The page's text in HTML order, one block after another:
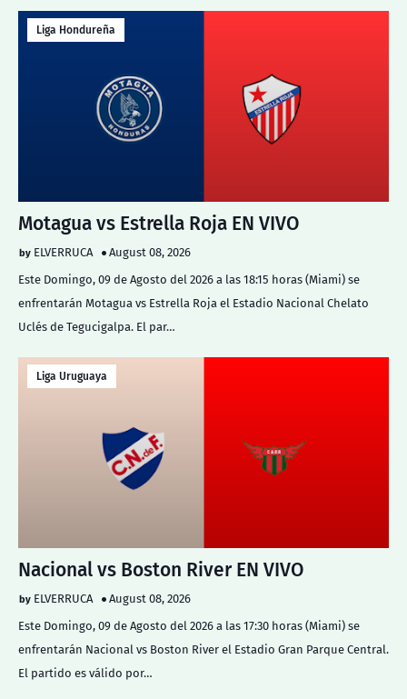
Liga Hondureña
Motagua vs Estrella Roja EN VIVO
ELVERRUCA
August 08, 2026
Este Domingo, 09 de Agosto del 2026 a las 18:15 horas (Miami) se
enfrentarán Motagua vs Estrella Roja el Estadio Nacional Chelato
Uclés de Tegucigalpa. El par…
Liga Uruguaya
Nacional vs Boston River EN VIVO
ELVERRUCA
August 08, 2026
Este Domingo, 09 de Agosto del 2026 a las 17:30 horas (Miami) se
enfrentarán Nacional vs Boston River el Estadio Gran Parque Central.
El partido es válido por…